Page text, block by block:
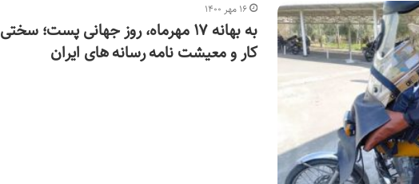
۱۶ مهر ۱۴۰۰
به بهانه ۱۷ مهرماه، روز جهانی پست؛ سختی
کار و معیشت نامه رسانه های ایران